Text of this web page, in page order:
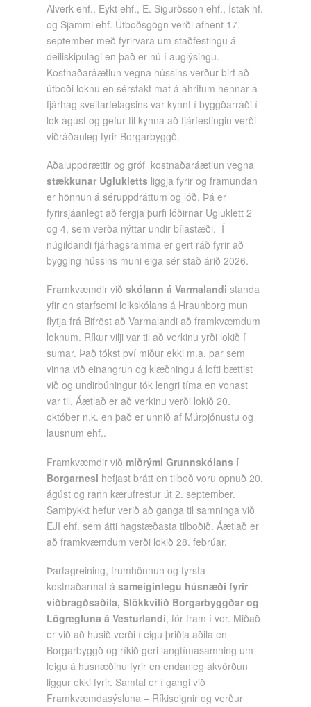
Alverk ehf., Eykt ehf., E. Sigurðsson ehf., Ístak hf.
og Sjammi ehf. Útboðsgögn verði afhent 17.
september með fyrirvara um staðfestingu á
deiliskipulagi en það er nú í auglýsingu.
Kostnaðaráætlun vegna hússins verður birt að
útboði loknu en sérstakt mat á áhrifum hennar á
fjárhag sveitarfélagsins var kynnt í byggðarráði í
lok ágúst og gefur til kynna að fjárfestingin verði
viðráðanleg fyrir Borgarbyggð.
Aðaluppdrættir og gróf kostnaðaráætlun vegna
stækkunar Uglukletts liggja fyrir og framundan
er hönnun á séruppdráttum og lóð. Þá er
fyrirsjáanlegt að fergja þurfi lóðirnar Ugluklett 2
og 4, sem verða nýttar undir bílastæði. Í
núgildandi fjárhagsramma er gert ráð fyrir að
bygging hússins muni eiga sér stað árið 2026.
Framkvæmdir viðskólann á Varmalandi standa
yfir en starfsemi leikskólans á Hraunborg mun
flytja frá Bifröst að Varmalandi að framkvæmdum
loknum. Ríkur vilji var til að verkinu yrði lokið í
sumar. Það tókst því miður ekki m.a. þar sem
vinna við einangrun og klæðningu á lofti bættist
við og undirbúningur tók lengri tíma en vonast
var til. Áætlað er að verkinu verði lokið 20.
október n.k. en það er unnið af Múrþjónustu og
lausnum ehf..
Framkvæmdir við miðrými Grunnskólans í
Borgarnesi hefjast brátt en tilboð voru opnuð 20.
ágúst og rann kærufrestur út 2. september.
Samþykkt hefur verið að ganga til samninga við
EJI ehf. sem átti hagstæðasta tilboðið. Áætlað er
að framkvæmdum verði lokið 28. febrúar.
Þarfagreining, frumhönnun og fyrsta
kostnaðarmat ásameiginlegu húsnæði fyrir
viðbragðsaðila, Slökkvilið Borgarbyggðar og
Lögregluna á Vesturlandi, fór fram í vor. Miðað
er við að húsið verði í eigu þriðja aðila en
Borgarbyggð og ríkið geri langtímasamning um
leigu á húsnæðinu fyrir en endanleg ákvörðun
liggur ekki fyrir. Samtal er í gangi við
Framkvæmdasýsluna – Ríkiseignir og verður